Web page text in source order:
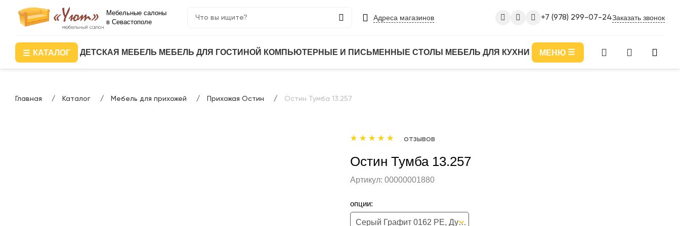
Мебельные салоны
в Севастополе
Адреса магазинов +7 (978) 299-07-24Заказать звонок
КАТАЛОГ ДЕТСКАЯ МЕБЕЛЬ МЕБЕЛЬ ДЛЯ ГОСТИНОЙ КОМПЬЮТЕРНЫЕ И ПИСЬМЕННЫЕ СТОЛЫ МЕБЕЛЬ ДЛЯ КУХНИ МЕНЮ
Главная Каталог Мебель для прихожей Прихожая Остин Остин Тумба 13.257
отзывов
Остин Тумба 13.257
Артикул: 00000001880
опции:
Серый Графит 0162 РЕ, Дуб Вотан 065 R